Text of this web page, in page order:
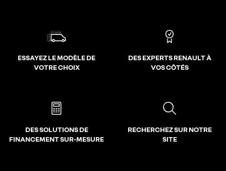
ESSAYEZ LE MODÈLE DE
VOTRE CHOIX
DES EXPERTS RENAULT À
VOS CÔTÉS
DES SOLUTIONS DE
FINANCEMENT SUR-MESURE
RECHERCHEZ SUR NOTRE
SITE